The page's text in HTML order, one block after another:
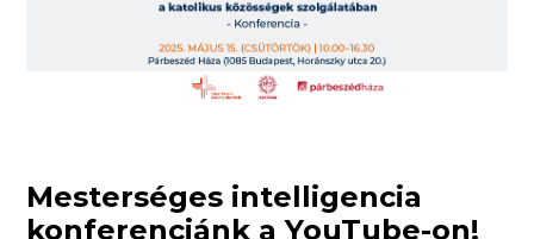
Mesterséges intelligencia
konferenciánk a YouTube-on!